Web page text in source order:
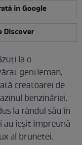
în Google
Discover
la o
gentleman,
creatoarei de
benzinăriei.
la rândul său în
au ieșit împreună
al brunetei.